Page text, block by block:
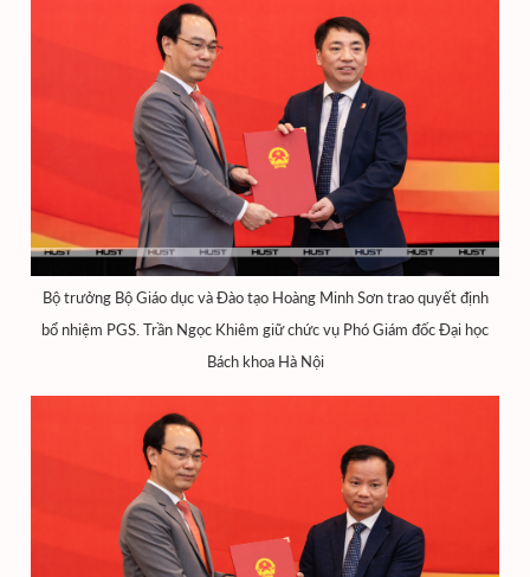
Bộ trưởng Bộ Giáo dục và Đào tạo Hoàng Minh Sơn trao quyết định
bổ nhiệm PGS. Trần Ngọc Khiêm giữ chức vụ Phó Giám đốc Đại học
Bách khoa Hà Nội